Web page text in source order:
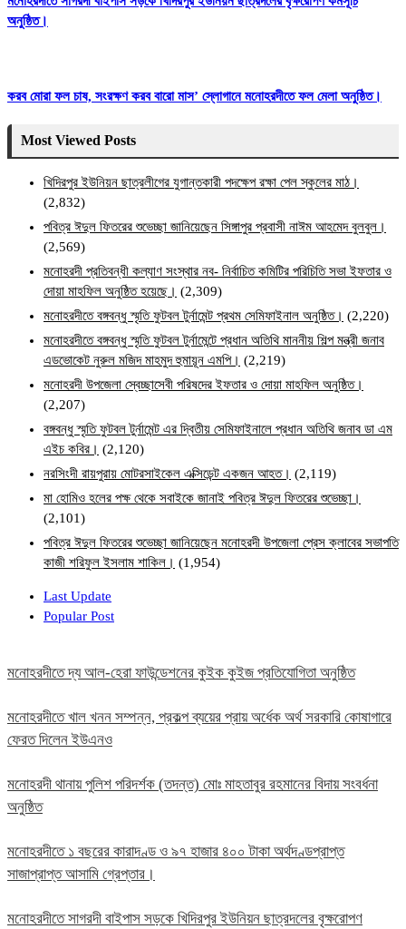
অনুষ্ঠিত।
করব মোরা ফল চাষ, সংরক্ষণ করব বারো মাস’ স্লোগানে মনোহরদীতে ফল মেলা অনুষ্ঠিত।
Most Viewed Posts
খিদিরপুর ইউনিয়ন ছাত্রলীগের যুগান্তকারী পদক্ষেপ রক্ষা পেল স্কুলের মাঠ।
(2,832)
পবিত্র ঈদুল ফিতরের শুভেচ্ছা জানিয়েছেন সিঙ্গাপুর প্রবাসী নাঈম আহমেদ বুলবুল।
(2,569)
মনোহরদী প্রতিবন্ধী কল্যাণ সংস্থার নব- নির্বাচিত কমিটির পরিচিতি সভা ইফতার ও
দোয়া মাহফিল অনুষ্ঠিত হয়েছে। (2,309)
মনোহরদীতে বঙ্গবন্ধু স্মৃতি ফুটবল টুর্নামেন্ট প্রথম সেমিফাইনাল অনুষ্ঠিত। (2,220)
মনোহরদীতে বঙ্গবন্ধু স্মৃতি ফুটবল টুর্নামেন্টে প্রধান অতিথি মাননীয় শিল্প মন্ত্রী জনাব
এডভোকেট নুরুল মজিদ মাহমুদ হুমায়ূন এমপি। (2,219)
মনোহরদী উপজেলা স্বেচ্ছাসেবী পরিষদের ইফতার ও দোয়া মাহফিল অনুষ্ঠিত।
(2,207)
বঙ্গবন্ধু স্মৃতি ফুটবল টুর্নামেন্ট এর দ্বিতীয় সেমিফাইনালে প্রধান অতিথি জনাব ডা এম
এইচ কবির। (2,120)
নরসিংদী রায়পুরায় মোটরসাইকেল এক্সিডেন্ট একজন আহত। (2,119)
মা হোমিও হলের পক্ষ থেকে সবাইকে জানাই পবিত্র ঈদুল ফিতরের শুভেচ্ছা।
(2,101)
পবিত্র ঈদুল ফিতরের শুভেচ্ছা জানিয়েছেন মনোহরদী উপজেলা প্রেস ক্লাবের সভাপতি
কাজী শরিফুল ইসলাম শাকিল। (1,954)
Last Update
Popular Post
মনোহরদীতে দ্য আল-হেরা ফাউন্ডেশনের কুইক কুইজ প্রতিযোগিতা অনুষ্ঠিত
মনোহরদীতে খাল খনন সম্পন্ন, প্রকল্প ব্যয়ের প্রায় অর্ধেক অর্থ সরকারি কোষাগারে
ফেরত দিলেন ইউএনও
মনোহরদী থানায় পুলিশ পরিদর্শক (তদন্ত) মোঃ মাহতাবুর রহমানের বিদায় সংবর্ধনা
অনুষ্ঠিত
মনোহরদীতে ১ বছরের কারাদণ্ড ও ৯৭ হাজার ৪০০ টাকা অর্থদণ্ডপ্রাপ্ত
সাজাপ্রাপ্ত আসামি গ্রেপ্তার।
মনোহরদীতে সাগরদী বাইপাস সড়কে খিদিরপুর ইউনিয়ন ছাত্রদলের বৃক্ষরোপণ